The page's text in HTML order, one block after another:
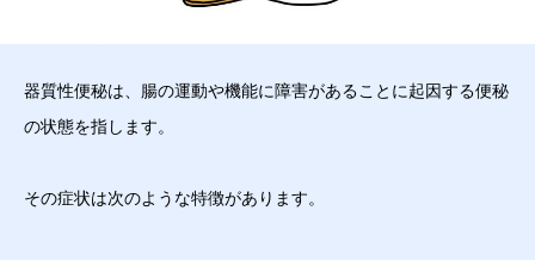
器質性便秘は、腸の運動や機能に障害があることに起因する便秘
の状態を指します。
その症状は次のような特徴があります。